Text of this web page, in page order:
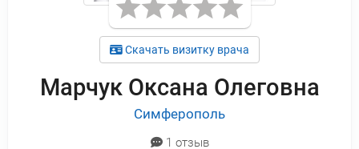
Скачать визитку врача
Марчук Оксана Олеговна
Симферополь
1 отзыв